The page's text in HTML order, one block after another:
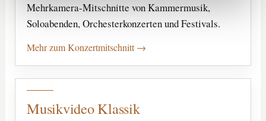
Mehrkamera-Mitschnitte von Kammermusik,
Soloabenden, Orchesterkonzerten und Festivals.
Mehr zum Konzertmitschnitt
Musikvideo Klassik